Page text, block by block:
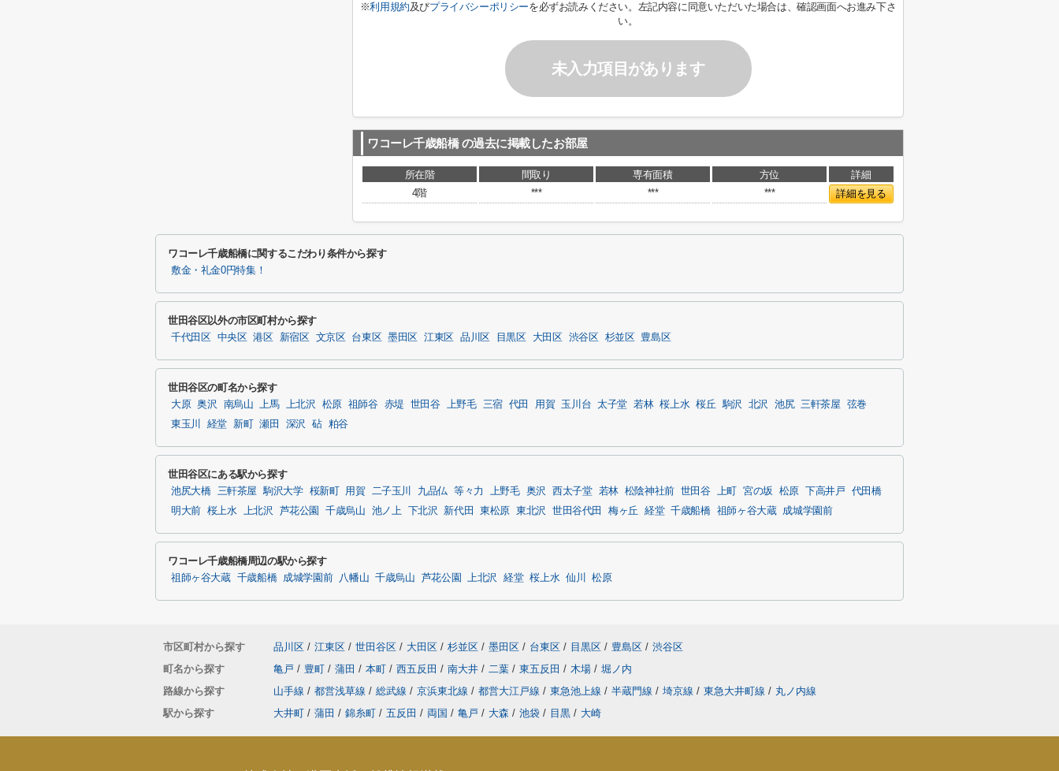
※利用規約及びプライバシーポリシーを必ずお読みください。左記内容に同意いただいた場合は、確認画面へお進み下さ
い。
未入力項目があります
ワコーレ千歳船橋 の過去に掲載したお部屋
所在階 間取り 専有面積 方位
詳細
4階
*** *** *** 詳細を見る
ワコーレ千歳船橋に関するこだわり条件から探す
敷金・礼金0円特集！
世田谷区以外の市区町村から探す
千代田区 中央区 港区 新宿区 文京区 台東区 墨田区 江東区 品川区 目黒区 大田区 渋谷区 杉並区 豊島区
世田谷区の町名から探す
大原 奥沢 南烏山 上馬 上北沢 松原 祖師谷 赤堤 世田谷 上野毛 三宿 代田 用賀 玉川台 太子堂 若林 桜上水 桜丘 駒沢 北沢 池尻 三軒茶屋
弦巻
東玉川
経堂 新町 瀬田 深沢 砧 粕谷
世田谷区にある駅から探す
池尻大橋 三軒茶屋 駒沢大学 桜新町 用賀 二子玉川 九品仏 等々力 上野毛 奥沢 西太子堂 若林 松陰神社前 世田谷 上町 宮の坂 松原 下高井戸
代田橋
明大前 桜上水 上北沢 芦花公園 千歳烏山 池ノ上 下北沢 新代田 東松原 東北沢 世田谷代田 梅ヶ丘 経堂 千歳船橋 祖師ヶ谷大蔵 成城学園前
ワコーレ千歳船橋周辺の駅から探す
祖師ヶ谷大蔵 千歳船橋 成城学園前 八幡山 千歳烏山 芦花公園 上北沢 経堂 桜上水 仙川 松原
市区町村から探す 品川区 / 江東区 / 世田谷区 / 大田区 / 杉並区 / 墨田区 / 台東区 / 目黒区 / 豊島区 / 渋谷区
町名から探す
亀戸 / 豊町 / 蒲田 / 本町 / 西五反田 / 南大井 / 二葉 / 東五反田 / 木場 / 堀ノ内
路線から探す
山手線 / 都営浅草線 / 総武線 / 京浜東北線 / 都営大江戸線 / 東急池上線 / 半蔵門線 / 埼京線 / 東急大井町線 / 丸ノ内線
駅から探す
大井町 / 蒲田 / 錦糸町 / 五反田 / 両国 / 亀戸 / 大森 / 池袋 / 目黒 / 大崎